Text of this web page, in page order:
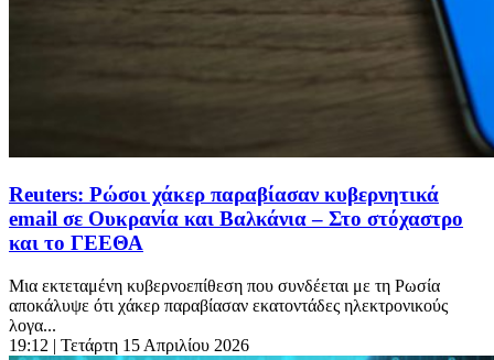
Reuters: Ρώσοι χάκερ παραβίασαν κυβερνητικά
email σε Ουκρανία και Βαλκάνια – Στο στόχαστρο
και το ΓΕΕΘΑ
Μια εκτεταμένη κυβερνοεπίθεση που συνδέεται με τη Ρωσία
αποκάλυψε ότι χάκερ παραβίασαν εκατοντάδες ηλεκτρονικούς
λογα...
19:12 | Τετάρτη 15 Απριλίου 2026